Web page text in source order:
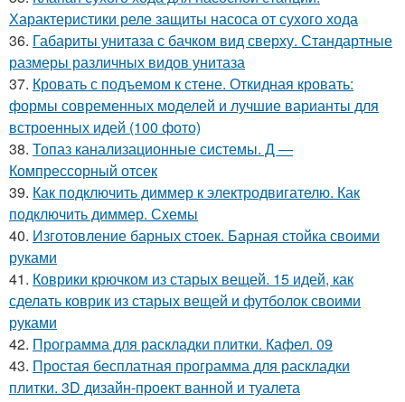
Характеристики реле защиты насоса от сухого хода
36. Габариты унитаза с бачком вид сверху. Стандартные
размеры различных видов унитаза
37. Кровать с подъемом к стене. Откидная кровать:
формы современных моделей и лучшие варианты для
встроенных идей (100 фото)
38. Топаз канализационные системы. Д —
Компрессорный отсек
39. Как подключить диммер к электродвигателю. Как
подключить диммер. Схемы
40. Изготовление барных стоек. Барная стойка своими
руками
41. Коврики крючком из старых вещей. 15 идей, как
сделать коврик из старых вещей и футболок своими
руками
42. Программа для раскладки плитки. Кафел. 09
43. Простая бесплатная программа для раскладки
плитки. 3D дизайн-проект ванной и туалета